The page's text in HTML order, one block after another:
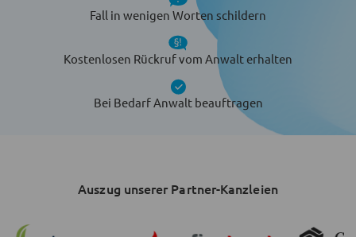
Fall in wenigen Worten schildern
Kostenlosen Rückruf vom Anwalt erhalten
Bei Bedarf Anwalt beauftragen
Auszug unserer Partner-Kanzleien